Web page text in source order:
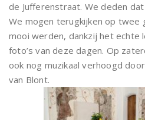
de Jufferenstraat. We deden
We mogen terugkijken op twee
mooi werden, dankzij het echte
foto’s van deze dagen. Op
ook nog muzikaal verhoogd
van Blont.